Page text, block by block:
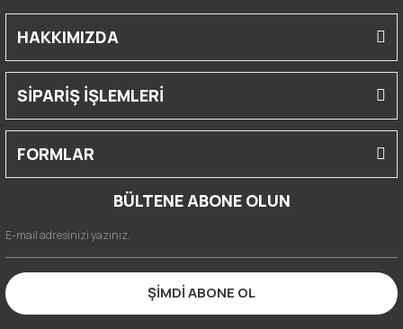
HAKKIMIZDA
SİPARİŞ İŞLEMLERİ
FORMLAR
BÜLTENE ABONE OLUN
ŞİMDİ ABONE OL